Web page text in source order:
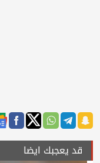
قد يعجبك ايضا